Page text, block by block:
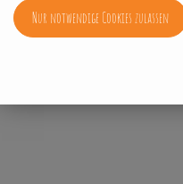
Nur notwendige Cookies zulassen